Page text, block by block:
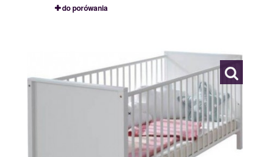
do porówania